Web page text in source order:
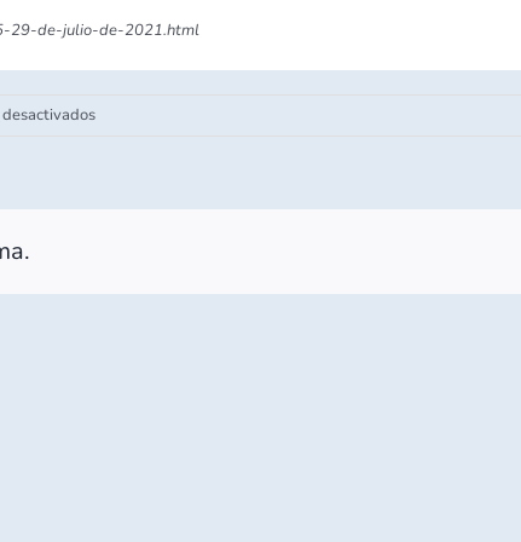
29-de-julio-de-2021.html
en